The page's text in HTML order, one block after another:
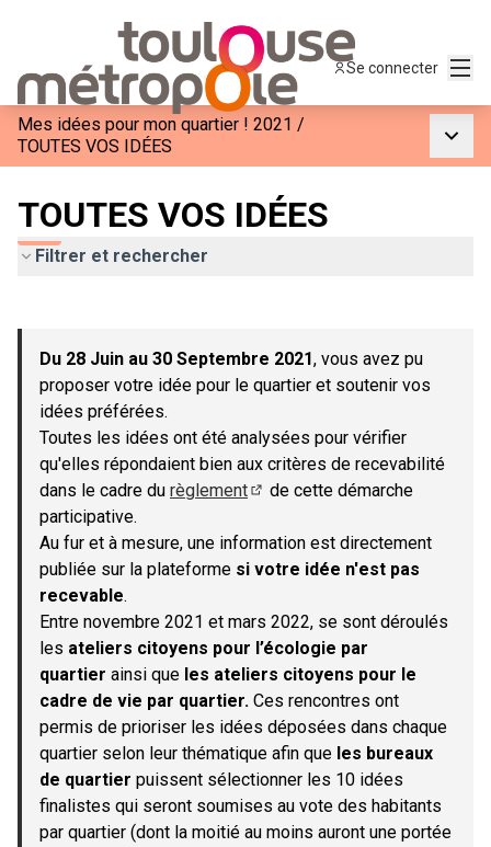
Se connecter
Mes idées pour mon quartier ! 2021 /
TOUTES VOS IDÉES
TOUTES VOS IDÉES
Filtrer et rechercher
−
Du 28 Juin au 30 Septembre 2021, vous avez pu
proposer votre idée pour le quartier et soutenir vos
idées préférées.
Toutes les idées ont été analysées pour vérifier
qu'elles répondaient bien aux critères de recevabilité
dans le cadre du règlement
de cette démarche
participative.
Au fur et à mesure, une information est directement
publiée sur la plateforme si votre idée n'est pas
recevable.
Entre novembre 2021 et mars 2022, se sont déroulés
les ateliers citoyens pour l’écologie par
quartier ainsi que les ateliers citoyens pour le
cadre de vie par quartier. Ces rencontres ont
permis de prioriser les idées déposées dans chaque
quartier selon leur thématique afin que les bureaux
de quartier puissent sélectionner les 10 idées
finalistes qui seront soumises au vote des habitants
par quartier (dont la moitié au moins auront une portée